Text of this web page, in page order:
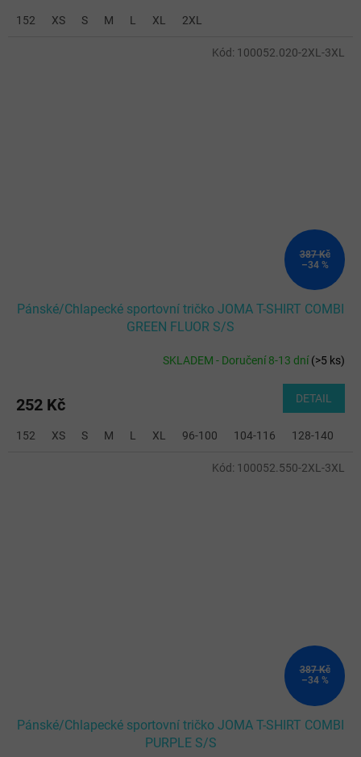
152 XS S M L XL 2XL
387 Kč
–34 %
Pánské/Chlapecké sportovní tričko JOMA T-SHIRT COMBI
GREEN FLUOR S/S
SKLADEM - Doručení 8-13 dní(>5 ks)
252 Kč DETAIL
152 XS S M L XL 96-100 104-116 128-140
Kód: 100052.020-2XL-3XL
387 Kč
–34 %
Pánské/Chlapecké sportovní tričko JOMA T-SHIRT COMBI
PURPLE S/S
Kód: 100052.550-2XL-3XL